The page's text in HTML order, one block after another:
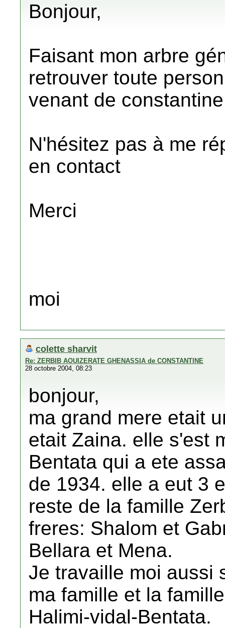
Bonjour,
Faisant mon arbre
retrouver toute
venant de
N'hésitez pas à me
en contact
Merci
moi
colette sharvit
Re: ZERBIB AOUIZERATE GHENASSIA de CONSTANTINE
28 octobre 2004, 08:23
bonjour,
ma grand mere etait
etait Zaina. elle s'est
Bentata qui a ete
de 1934. elle a eut 3
reste de la famille
freres: Shalom et
Bellara et Mena.
Je travaille moi aussi
ma famille et la
Halimi-vidal-Bentata.